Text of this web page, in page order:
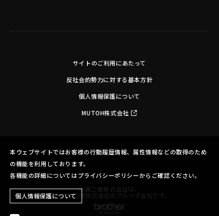
サイトのご利用にあたって
反社会的勢力に対する基本方針
個人情報保護について
MUTOH株式会社
Copyright©MUTOH INDUSTRIES LTD. All Rights Reserved.
本ウェブサイトではお客様の行動履歴情報、属性情報などの取得のため
の機能を利用しております。
各機能の詳細についてはプライバシーポリシーからご確認ください。
個人情報保護について
武藤工業株式会社は、
ブラザー工業株式会社のグループ会社です。